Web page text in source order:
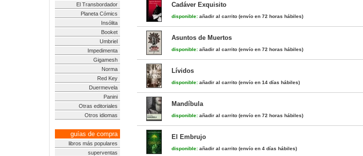
El Transbordador
Planeta Cómics
Insólita
Booket
Umbriel
Impedimenta
Gigamesh
Norma
Red Key
Duermevela
Panini
Otras editoriales
Otros idiomas
guías de compra
libros más populares
superventas
Cadáver Exquisito
disponible: añadir al carrito (envío en 72 horas hábiles)
Asuntos de Muertos
disponible: añadir al carrito (envío en 72 horas hábiles)
Lívidos
disponible: añadir al carrito (envío en 14 días hábiles)
Mandíbula
disponible: añadir al carrito (envío en 72 horas hábiles)
El Embrujo
disponible: añadir al carrito (envío en 4 días hábiles)